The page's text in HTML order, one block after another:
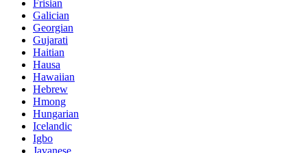
Frisian
Galician
Georgian
Gujarati
Haitian
Hausa
Hawaiian
Hebrew
Hmong
Hungarian
Icelandic
Igbo